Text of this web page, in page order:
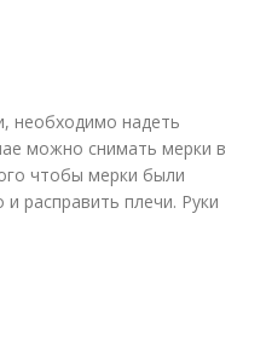
необходимо надеть
можно снимать мерки в
чтобы мерки были
расправить плечи. Руки